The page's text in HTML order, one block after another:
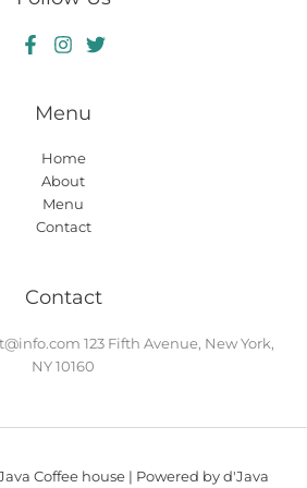
Menu
Home
About
Menu
Contact
Contact
123 Fifth Avenue, New York,
NY 10160
Coffee house | Powered by d'Java